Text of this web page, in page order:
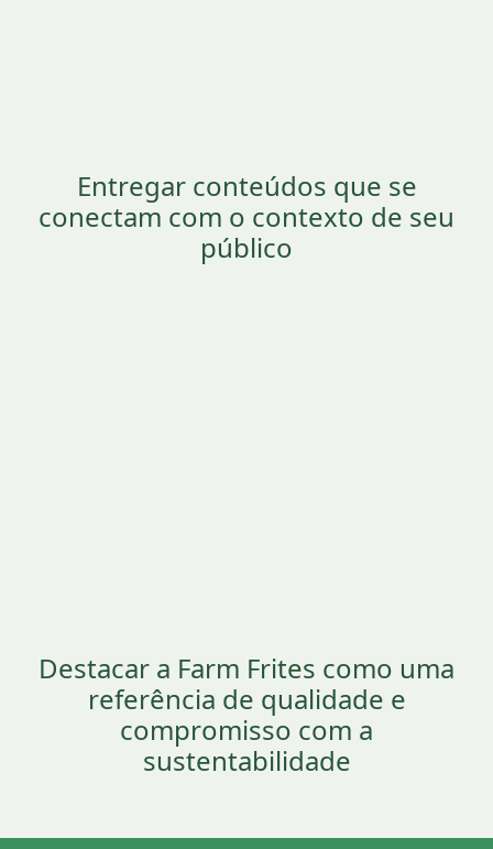
Entregar conteúdos que se
conectam com o contexto de seu
público
Destacar a Farm Frites como uma
referência de qualidade e
compromisso com a
sustentabilidade